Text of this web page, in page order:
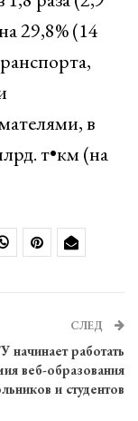
29,8% (14
в
т•км (на
СЛЕД
начинает работать
веб-образования
и студентов